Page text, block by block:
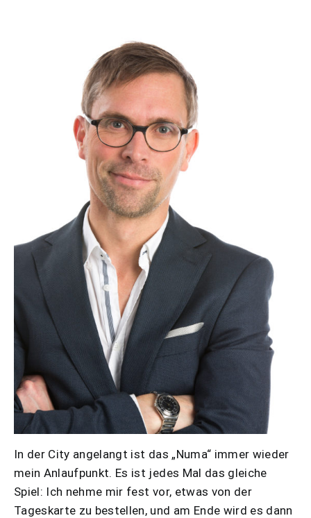
In der City angelangt ist das „Numa“ immer wieder
mein Anlaufpunkt. Es ist jedes Mal das gleiche
Spiel: Ich nehme mir fest vor, etwas von der
Tageskarte zu bestellen, und am Ende wird es dann